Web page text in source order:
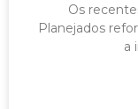
Os
Planejados
a